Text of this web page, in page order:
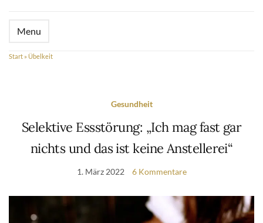
Menu
Start » Übelkeit
Gesundheit
Selektive Essstörung: „Ich mag fast gar
nichts und das ist keine Anstellerei“
1. März 2022 6 Kommentare